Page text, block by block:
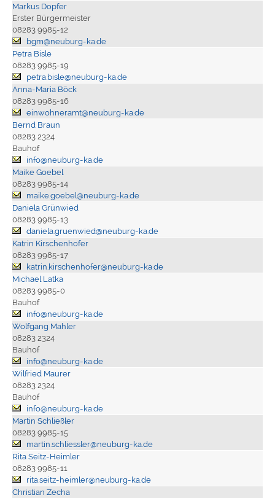
Markus Dopfer
Erster Bürgermeister
08283 9985-12
bgm@neuburg-ka.de
Petra Bisle
08283 9985-19
petra.bisle@neuburg-ka.de
Anna-Maria Böck
08283 9985-16
einwohneramt@neuburg-ka.de
Bernd Braun
08283 2324
Bauhof
info@neuburg-ka.de
Maike Goebel
08283 9985-14
maike.goebel@neuburg-ka.de
Daniela Grünwied
08283 9985-13
daniela.gruenwied@neuburg-ka.de
Katrin Kirschenhofer
08283 9985-17
katrin.kirschenhofer@neuburg-ka.de
Michael Latka
08283 9985-0
Bauhof
info@neuburg-ka.de
Wolfgang Mahler
08283 2324
Bauhof
info@neuburg-ka.de
Wilfried Maurer
08283 2324
Bauhof
info@neuburg-ka.de
Martin Schließler
08283 9985-15
martin.schliessler@neuburg-ka.de
Rita Seitz-Heimler
08283 9985-11
rita.seitz-heimler@neuburg-ka.de
Christian Zecha